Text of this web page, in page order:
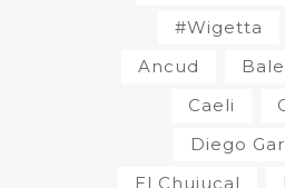
#Wigetta
Ancud
Caeli
Diego
El Chuiucal